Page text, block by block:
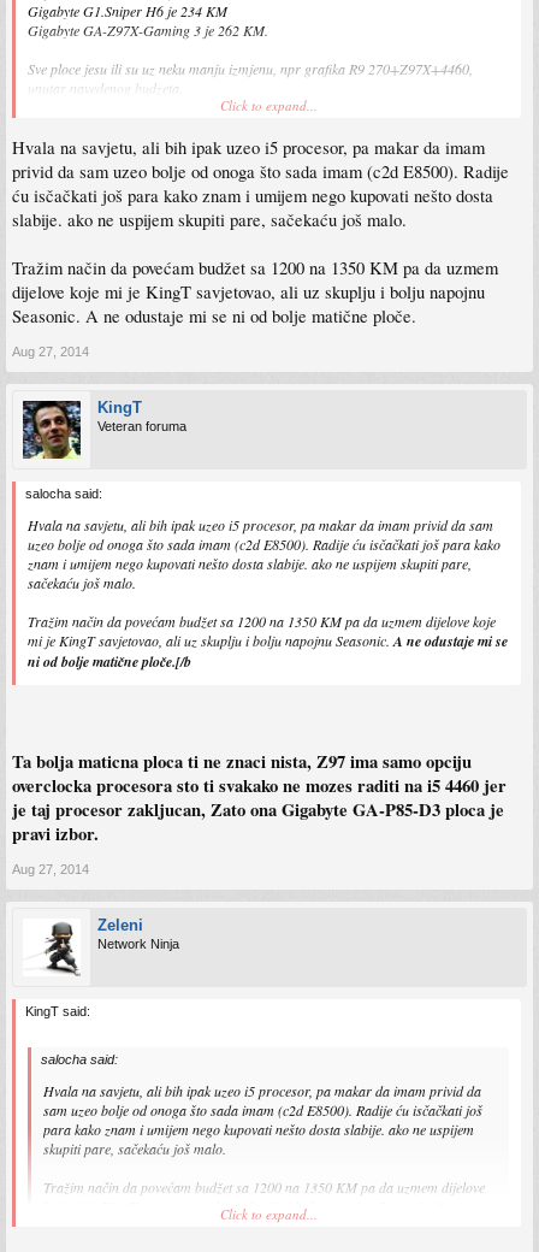
Gigabyte G1.Sniper H6 je 234 KM
Gigabyte GA-Z97X-Gaming 3 je 262 KM.
Sve ploce jesu ili su uz neku manju izmjenu, npr grafika R9 270+Z97X+4460,
unutar navedenog budzeta.
kupovinu gore navedene kombinacije isao na stetu jeftinijeg procesora sa sto vise
GHz (jer vise GHz i treba za ono sto on trazi) u okviru istog budzeta (Gigabyte
GA-H97-D3H+G3258+nova napojna).
AMD A10-7850K bi uzeo u razmatranje nasuprot i5-4460 , jer ima cTDP opciju od
problema do 4 GHz.
Click to expand...
Hvala na savjetu, ali bih ipak uzeo i5 procesor, pa makar da imam
privid da sam uzeo bolje od onoga što sada imam (c2d E8500). Radije
ću isčačkati još para kako znam i umijem nego kupovati nešto dosta
slabije. ako ne uspijem skupiti pare, sačekaću još malo.
Tražim način da povećam budžet sa 1200 na 1350 KM pa da uzmem
dijelove koje mi je KingT savjetovao, ali uz skuplju i bolju napojnu
Seasonic. A ne odustaje mi se ni od bolje matične ploče.
Aug 27, 2014
KingT
Veteran foruma
salocha said:
Hvala na savjetu, ali bih ipak uzeo i5 procesor, pa makar da imam privid da sam
uzeo bolje od onoga što sada imam (c2d E8500). Radije ću isčačkati još para kako
znam i umijem nego kupovati nešto dosta slabije. ako ne uspijem skupiti pare,
sačekaću još malo.
Tražim način da povećam budžet sa 1200 na 1350 KM pa da uzmem dijelove koje
mi je KingT savjetovao, ali uz skuplju i bolju napojnu Seasonic. A ne odustaje mi se
ni od bolje matične ploče.[/b
Ta bolja maticna ploca ti ne znaci nista, Z97 ima samo opciju
overclocka procesora sto ti svakako ne mozes raditi na i5 4460 jer
je taj procesor zakljucan, Zato ona Gigabyte GA-P85-D3 ploca je
pravi izbor.
Aug 27, 2014
Zeleni
Network Ninja
KingT said:
salocha said:
Hvala na savjetu, ali bih ipak uzeo i5 procesor, pa makar da imam privid da
sam uzeo bolje od onoga što sada imam (c2d E8500). Radije ću isčačkati još
para kako znam i umijem nego kupovati nešto dosta slabije. ako ne uspijem
skupiti pare, sačekaću još malo.
Tražim način da povećam budžet sa 1200 na 1350 KM pa da uzmem dijelove
koje mi je KingT savjetovao, ali uz skuplju i bolju napojnu Seasonic.
odustaje mi se ni od bolje matične ploče.[/b
Click to expand...